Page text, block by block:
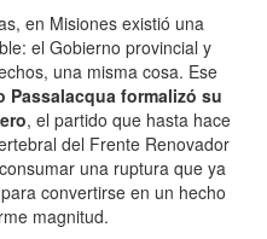
en Misiones existió una
el Gobierno provincial y
una misma cosa. Ese
Passalacqua formalizó su
, el partido que hasta hace
del Frente Renovador
una ruptura que ya
convertirse en un hecho
magnitud.